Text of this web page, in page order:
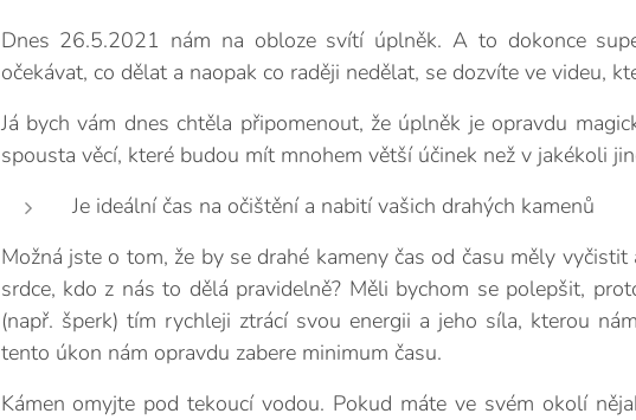
Dnes 26.5.2021 nám na obloze svítí úplněk. A to dokonce
očekávat, co dělat a naopak co raději nedělat, se dozvíte ve videu,
Já bych vám dnes chtěla připomenout, že úplněk je opravdu
spousta věcí, které budou mít mnohem větší účinek než v jakékoli
Je ideální čas na očištění a nabití vašich drahých kamenů
Možná jste o tom, že by se drahé kameny čas od času měly
srdce, kdo z nás to dělá pravidelně? Měli bychom se polepšit,
(např. šperk) tím rychleji ztrácí svou energii a jeho síla, kterou
tento úkon nám opravdu zabere minimum času.
Kámen omyjte pod tekoucí vodou. Pokud máte ve svém okolí